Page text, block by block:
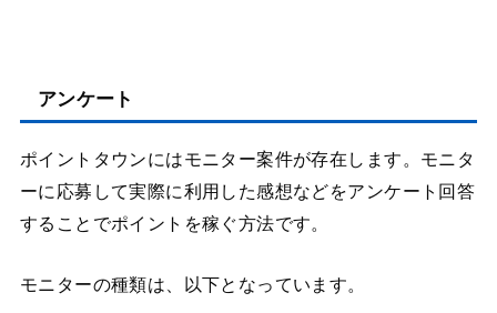
アンケート
ポイントタウンにはモニター案件が存在します。モニタ
ーに応募して実際に利用した感想などをアンケート回答
することでポイントを稼ぐ方法です。
モニターの種類は、以下となっています。